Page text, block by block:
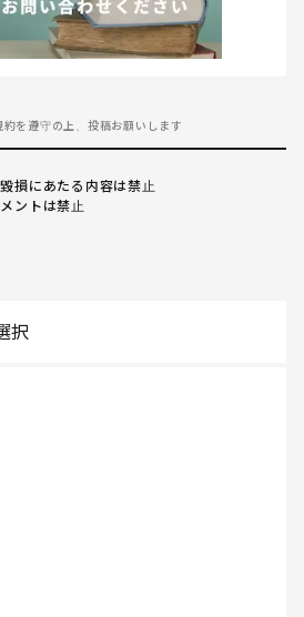
約を遵守の上、投稿お願いします
損にあたる内容は禁止
ントは禁止
択